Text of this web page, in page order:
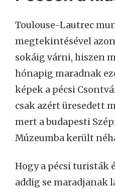
Toulouse-Lautrec
megtekintésével
sokáig várni, hiszen
hónapig maradnak
képek a pécsi
csak azért üresedett
mert a budapesti
Múzeumba került
Hogy a pécsi turisták
addig se maradjanak